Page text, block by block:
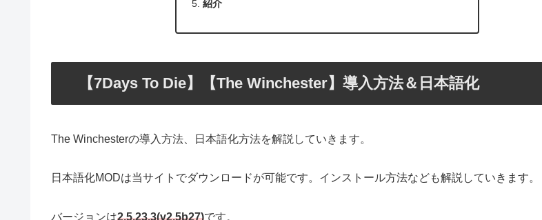
紹介
【7Days To Die】【The Winchester】導入方法＆日本語化
The Winchesterの導入方法、日本語化方法を解説していきます。
日本語化MODは当サイトでダウンロードが可能です。インストール方法なども解説していきます。
バージョンは2.5.23.3(v2.5b27)です。